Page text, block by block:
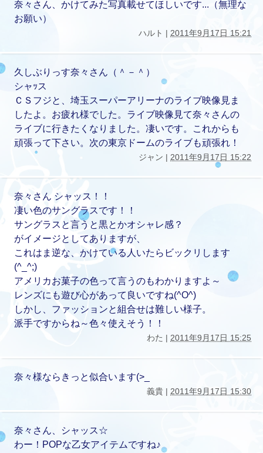
奈々さん、かけてみた写真載せてほしいです...（無理な
お願い）
ハルト | 2011年9月17日 15:21
久しぶりっす奈々さん（＾－＾）
シャｯス
ＣＳフジと、埼玉スーパーアリーナのライブ映像見ま
したよ。お疲れ様でした。ライブ映像見て奈々さんの
ライブに行きたくなりました。凄いです。これからも
頑張って下さい。次の東京ドームのライブも頑張れ！
ジャン | 2011年9月17日 15:22
奈々さん シャッス！！
凄い色のサングラスです！！
サングラスと言うと黒とかオシャレ感？
がイメージとしてありますが、
これはま逆な、かけている人いたらビックリします
(^_^;)
アメリカお菓子の色って言うのもわかりますよ～
レンズにも遊び心があって良いですね(^O^)
しかし、ファッションと組合せは難しい様子。
派手ですからね～色々使えそう！！
わた | 2011年9月17日 15:25
奈々様ならきっと似合います(>_
義貴 | 2011年9月17日 15:30
奈々さん、シャッス☆
わー！POPな乙女アイテムですね♪